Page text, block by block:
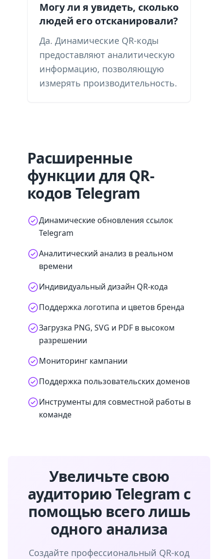
Могу ли я увидеть, сколько
людей его отсканировали?
Да. Динамические QR-коды
предоставляют аналитическую
информацию, позволяющую
измерять производительность.
Расширенные
функции для QR-
кодов Telegram
Динамические обновления ссылок
Telegram
Аналитический анализ в реальном
времени
Индивидуальный дизайн QR-кода
Поддержка логотипа и цветов бренда
Загрузка PNG, SVG и PDF в высоком
разрешении
Мониторинг кампании
Поддержка пользовательских доменов
Инструменты для совместной работы в
команде
Увеличьте свою
аудиторию Telegram с
помощью всего лишь
одного анализа
Создайте профессиональный QR-код